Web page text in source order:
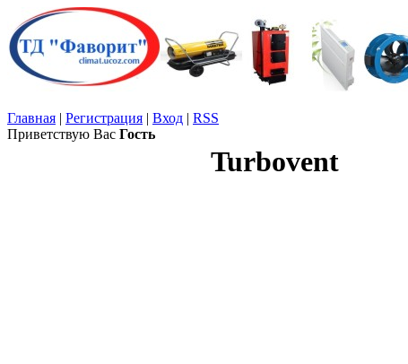
Главная | Регистрация | Вход | RSS
Приветствую Вас Гость
Turbovent